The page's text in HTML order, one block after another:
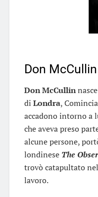
Don McCullin
Don McCullin
di Londra,
accadono intorno a
che aveva preso
alcune persone,
londinese The
trovò catapultato
lavoro.